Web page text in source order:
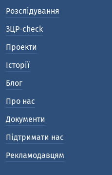
Розслідування
ЗЦР-check
Проекти
Історії
Блог
Про нас
Документи
Підтримати нас
Рекламодавцям